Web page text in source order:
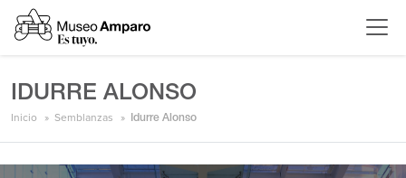
IDURRE ALONSO
Inicio Semblanzas Idurre Alonso